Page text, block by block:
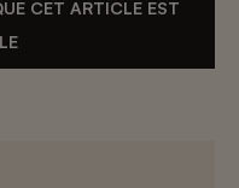
CET ARTICLE EST